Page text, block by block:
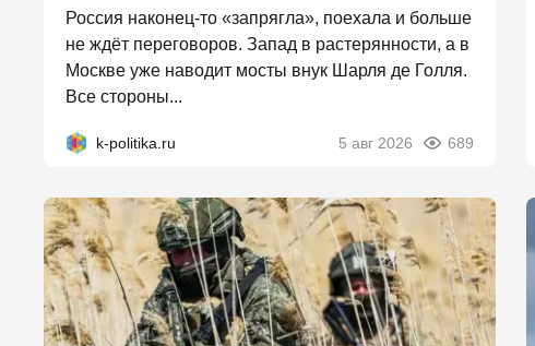
Россия наконец-то «запрягла», поехала и больше
не ждёт переговоров. Запад в растерянности, а в
Москве уже наводит мосты внук Шарля де Голля.
Все стороны...
k-politika.ru 5 авг 2026 689